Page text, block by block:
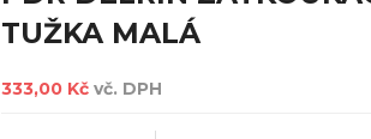
TUŽKA MALÁ
333,00 Kč vč. DPH